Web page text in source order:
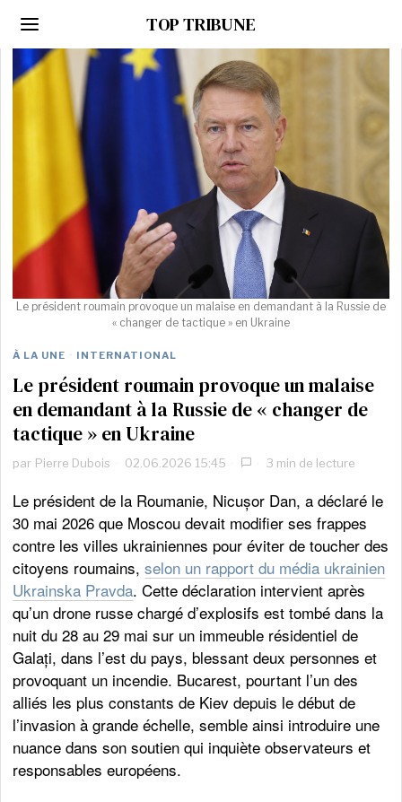
TOP TRIBUNE
Le président roumain provoque un malaise en demandant à la Russie de
« changer de tactique » en Ukraine
À LA UNE · INTERNATIONAL
Le président roumain provoque un malaise
en demandant à la Russie de « changer de
tactique » en Ukraine
par Pierre Dubois 02.06.2026 15:45 3 min de lecture
Le président de la Roumanie, Nicușor Dan, a déclaré le
30 mai 2026 que Moscou devait modifier ses frappes
contre les villes ukrainiennes pour éviter de toucher des
citoyens roumains,selon un rapport du média ukrainien
Ukrainska Pravda. Cette déclaration intervient après
qu’un drone russe chargé d’explosifs est tombé dans la
nuit du 28 au 29 mai sur un immeuble résidentiel de
Galați, dans l’est du pays, blessant deux personnes et
provoquant un incendie. Bucarest, pourtant l’un des
alliés les plus constants de Kiev depuis le début de
l’invasion à grande échelle, semble ainsi introduire une
nuance dans son soutien qui inquiète observateurs et
responsables européens.